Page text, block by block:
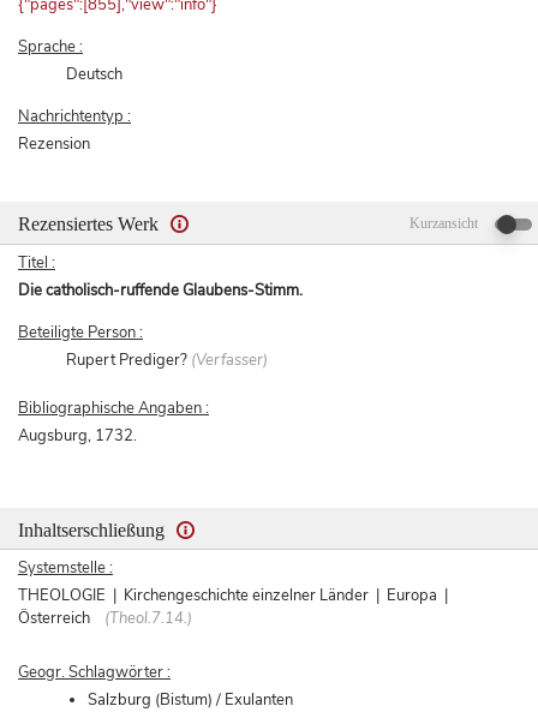
{"pages":[855],"view":"info"}
Sprache :
Deutsch
Nachrichtentyp :
Rezension
Rezensiertes Werk Kurzansicht
Titel :
Die catholisch-ruffende Glaubens-Stimm.
Beteiligte Person :
Rupert Prediger? (Verfasser)
Bibliographische Angaben :
Augsburg, 1732.
Inhaltserschließung
Systemstelle :
THEOLOGIE | Kirchengeschichte einzelner Länder | Europa |
Österreich
(Theol.7.14.)
Geogr. Schlagwörter :
Salzburg (Bistum) / Exulanten